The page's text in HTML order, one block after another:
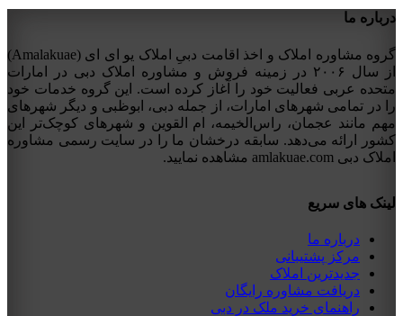
درباره ما
گروه مشاوره املاک و اخذ اقامت دبیِ املاک یو ای ای (Amalakuae)
از سال ۲۰۰۶ در زمینه فروش و مشاوره املاک دبی در امارات
متحده عربی فعالیت خود را آغاز کرده است. این گروه خدمات خود
را در تمامی شهرهای امارات، از جمله دبی، ابوظبی و دیگر شهرهای
مهم مانند عجمان، راس‌الخیمه، ام القوین و شهرهای کوچک‌تر این
کشور ارائه می‌دهد. سابقه درخشان ما را در سایت رسمی مشاوره
املاک دبی amlakuae.com مشاهده نمایید.
لینک های سریع
درباره ما
مرکز پشتیبانی
جدیدترین املاک
دریافت مشاوره رایگان
راهنمای خرید ملک در دبی